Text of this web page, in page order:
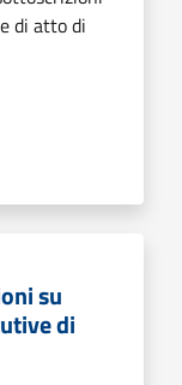
di atto di
su
di